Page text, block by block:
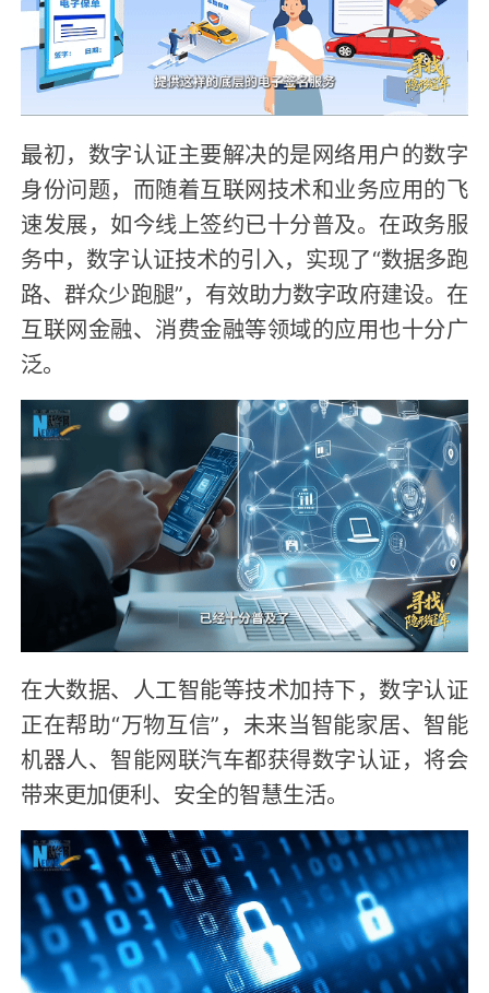
最初，数字认证主要解决的是网络用户的数字
身份问题，而随着互联网技术和业务应用的飞
速发展，如今线上签约已十分普及。在政务服
务中，数字认证技术的引入，实现了“数据多跑
路、群众少跑腿”，有效助力数字政府建设。在
互联网金融、消费金融等领域的应用也十分广
泛。
在大数据、人工智能等技术加持下，数字认证
正在帮助“万物互信”，未来当智能家居、智能
机器人、智能网联汽车都获得数字认证，将会
带来更加便利、安全的智慧生活。